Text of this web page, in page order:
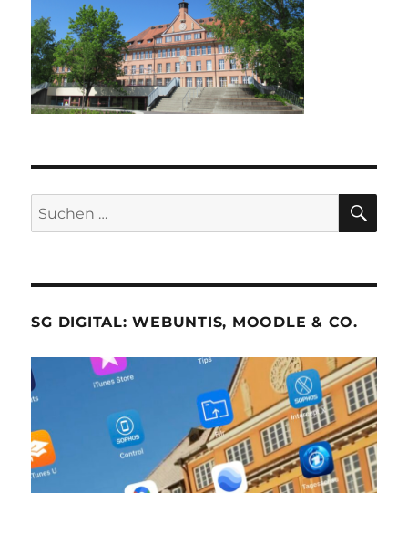
Suche
nach:
SG DIGITAL: WEBUNTIS, MOODLE & CO.